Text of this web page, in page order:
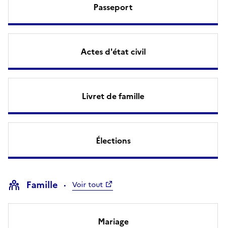
Passeport
Actes d'état civil
Livret de famille
Élections
Famille Voir tout
Mariage